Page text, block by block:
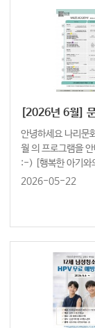
안녕하세요 나리문화센터에서 6
월 의 프로그램을 안내해드립니다
:-) [행복한 아기와의 첫 만남. 나
리문화센터와 함께하
2026-05-22